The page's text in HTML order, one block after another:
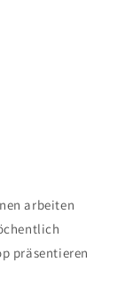
arbeiten
präsentieren